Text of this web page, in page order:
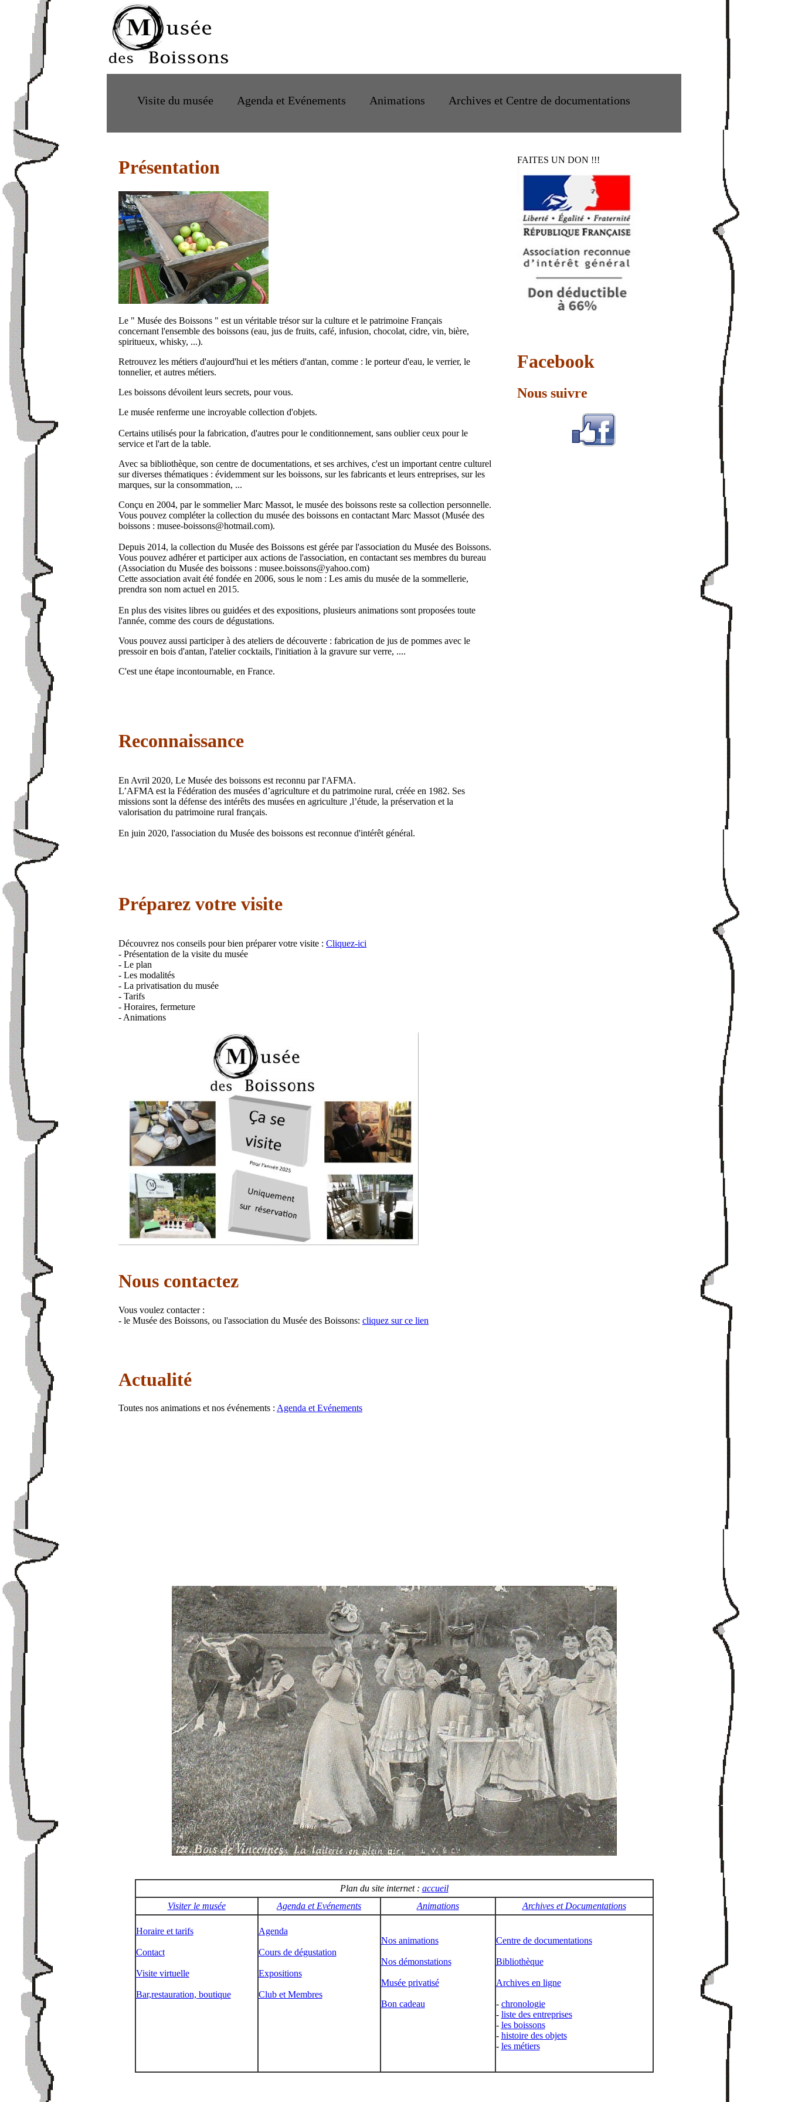
Visite du musée Agenda et Evénements Animations Archives et Centre de documentations
Présentation
Le " Musée des Boissons " est un véritable trésor sur la culture et le patrimoine Français
concernant l'ensemble des boissons (eau, jus de fruits, café, infusion, chocolat, cidre, vin, bière,
spiritueux, whisky, ...).
Retrouvez les métiers d'aujourd'hui et les métiers d'antan, comme : le porteur d'eau, le verrier, le
tonnelier, et autres métiers.
Les boissons dévoilent leurs secrets, pour vous.
Le musée renferme une incroyable collection d'objets.
Certains utilisés pour la fabrication, d'autres pour le conditionnement, sans oublier ceux pour le
service et l'art de la table.
Avec sa bibliothèque, son centre de documentations, et ses archives, c'est un important centre culturel
sur diverses thématiques : évidemment sur les boissons, sur les fabricants et leurs entreprises, sur les
marques, sur la consommation, ...
Conçu en 2004, par le sommelier Marc Massot, le musée des boissons reste sa collection personnelle.
Vous pouvez compléter la collection du musée des boissons en contactant Marc Massot (Musée des
boissons : musee-boissons@hotmail.com).
Depuis 2014, la collection du Musée des Boissons est gérée par l'association du Musée des Boissons.
Vous pouvez adhérer et participer aux actions de l'association, en contactant ses membres du bureau
(Association du Musée des boissons : musee.boissons@yahoo.com)
Cette association avait été fondée en 2006, sous le nom : Les amis du musée de la sommellerie,
prendra son nom actuel en 2015.
En plus des visites libres ou guidées et des expositions, plusieurs animations sont proposées toute
l'année, comme des cours de dégustations.
Vous pouvez aussi participer à des ateliers de découverte : fabrication de jus de pommes avec le
pressoir en bois d'antan, l'atelier cocktails, l'initiation à la gravure sur verre, ....
C'est une étape incontournable, en France.
Reconnaissance
En Avril 2020, Le Musée des boissons est reconnu par l'AFMA.
L’AFMA est la Fédération des musées d’agriculture et du patrimoine rural, créée en 1982. Ses
missions sont la défense des intérêts des musées en agriculture ,l’étude, la préservation et la
valorisation du patrimoine rural français.
En juin 2020, l'association du Musée des boissons est reconnue d'intérêt général.
Préparez votre visite
Découvrez nos conseils pour bien préparer votre visite : Cliquez-ici
- Présentation de la visite du musée
- Le plan
- Les modalités
- La privatisation du musée
- Tarifs
- Horaires, fermeture
- Animations
Nous contactez
Vous voulez contacter :
- le Musée des Boissons, ou l'association du Musée des Boissons: cliquez sur ce lien
Actualité
Toutes nos animations et nos événements : Agenda et Evénements
FAITES UN DON !!!
Facebook
Nous suivre
Plan du site internet : accueil
Visiter le musée
Agenda et Evénements Animations Archives et Documentations
Horaire et tarifs
Contact
Visite virtuelle
Bar,restauration, boutique
Agenda
Cours de dégustation
Expositions
Club et Membres
Nos animations
Nos démonstations
Musée privatisé
Bon cadeau
Centre de documentations
Bibliothèque
Archives en ligne
- chronologie
- liste des entreprises
- les boissons
- histoire des objets
- les métiers